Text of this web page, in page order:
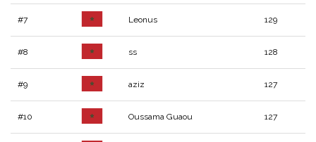
#7 Leonus 129
#8 ss 128
#9 aziz 127
#10 Oussama Guaou 127